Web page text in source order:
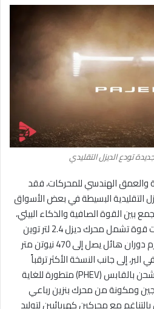
والعمق الهندسي للمحركات، فقد
التقليدية البسيطة في بعض الأسواق
بين القوة الصافية والذكاء البيئي،
حيث ستتوفر باجيرو 2027 بخيارات قوة تشمل محرك ديزل 2.4 لتر توين
توربو يولد قوة 201 حصان وعزم دوران هائل يصل إلى 470 نيوتن متر
إلى جانب النسخة الأكثر ترقباً
وهي منظومة هجينة قابلة للشحن بالقابس (PHEV) متطورة للغاية
ومكونة من محرك بنزين رباعي
2.4 لتر يعمل بالتناغم مع محركين كهربائيين لتوليد